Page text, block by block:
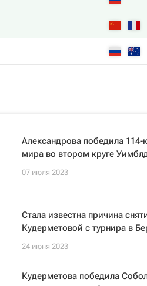
Александрова победила 114-
мира во втором круге
07 июля 2023
Стала известна причина
Кудерметовой с турнира в
24 июня 2023
Кудерметова победила